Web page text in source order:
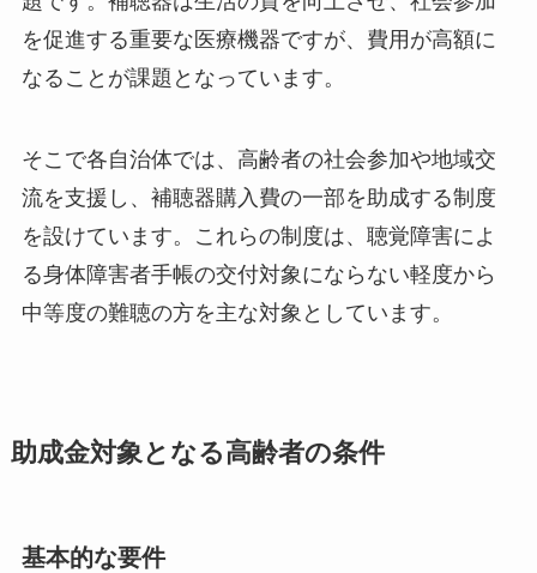
を促進する重要な医療機器ですが、費用が高額に
なることが課題となっています。
そこで各自治体では、高齢者の社会参加や地域交
流を支援し、補聴器購入費の一部を助成する制度
を設けています。これらの制度は、聴覚障害によ
る身体障害者手帳の交付対象にならない軽度から
中等度の難聴の方を主な対象としています。
助成金対象となる高齢者の条件
基本的な要件